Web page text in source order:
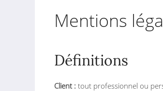
Mentions
Définitions
Client : tout professionnel ou